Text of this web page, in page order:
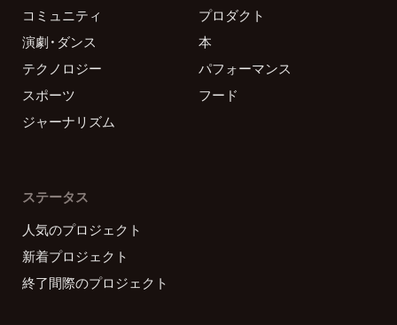
コミュニティ
プロダクト
演劇・ダンス
本
テクノロジー
パフォーマンス
スポーツ
フード
ジャーナリズム
ステータス
人気のプロジェクト
新着プロジェクト
終了間際のプロジェクト